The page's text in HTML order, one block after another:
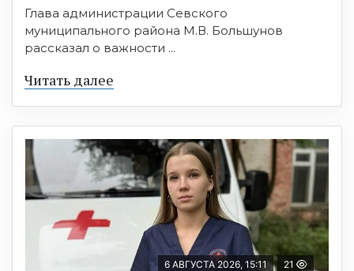
Глава администрации Севского
муниципального района М.В. Большунов
рассказал о важности ...
Читать далее
6 АВГУСТА 2026, 15:11 21